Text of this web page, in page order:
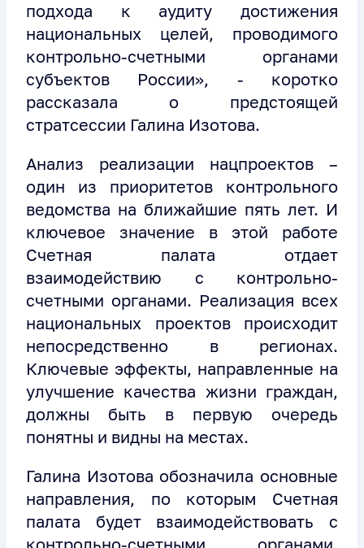
подхода к аудиту достижения
национальных целей, проводимого
контрольно-счетными органами
субъектов России», - коротко
рассказала о предстоящей
стратсессии Галина Изотова.
Анализ реализации нацпроектов –
один из приоритетов контрольного
ведомства на ближайшие пять лет. И
ключевое значение в этой работе
Счетная палата отдает
взаимодействию с контрольно-
счетными органами. Реализация всех
национальных проектов происходит
непосредственно в регионах.
Ключевые эффекты, направленные на
улучшение качества жизни граждан,
должны быть в первую очередь
понятны и видны на местах.
Галина Изотова обозначила основные
направления, по которым Счетная
палата будет взаимодействовать с